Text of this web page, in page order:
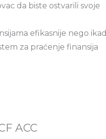
da biste ostvarili svoje
efikasnije nego ikad
za praćenje finansija
ACC